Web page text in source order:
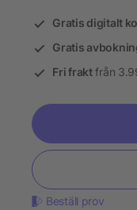
Gratis digitalt
Gratis
Fri fraktfrån
Beställ prov